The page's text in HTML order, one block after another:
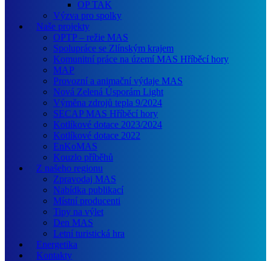
OP TAK
Výzva pro spolky
Naše projekty
OPTP – režie MAS
Spolupráce se Zlínským krajem
Komunitní práce na území MAS Hříběcí hory
MAP
Provozní a animační výdaje MAS
Nová Zelená Úsporám Light
Výměna zdrojů tepla 9/2024
SECAP MAS Hříběcí hory
Kotlíkové dotace 2023/2024
Kotlíkové dotace 2022
EnKoMAS
Kouzlo příběhů
Z našeho regionu
Zpravodaj MAS
Nabídka publikací
Místní producenti
Tipy na výlet
Den MAS
Letní turistická hra
Energetika
Kontakty